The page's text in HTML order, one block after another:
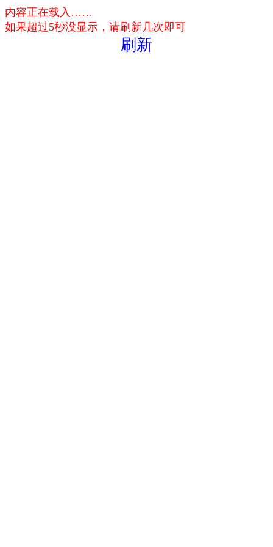
内容正在载入……
如果超过5秒没显示，请刷新几次即可
刷新